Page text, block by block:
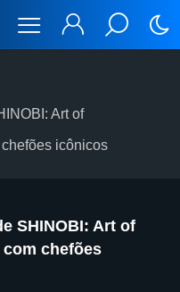
Art of
icônicos
SHINOBI: Art of
com chefões